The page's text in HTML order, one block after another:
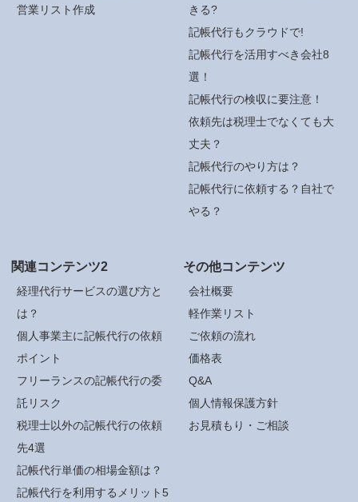
営業リスト作成
きる?
記帳代行もクラウドで!
記帳代行を活用すべき会社8
選！
記帳代行の検収に要注意！
依頼先は税理士でなくても大
丈夫？
記帳代行のやり方は？
記帳代行に依頼する？自社で
やる？
関連コンテンツ2
経理代行サービスの選び方と
は？
個人事業主に記帳代行の依頼
ポイント
フリーランスの記帳代行の委
託リスク
税理士以外の記帳代行の依頼
先4選
記帳代行単価の相場金額は？
記帳代行を利用するメリット5
その他コンテンツ
会社概要
軽作業リスト
ご依頼の流れ
価格表
Q&A
個人情報保護方針
お見積もり・ご相談